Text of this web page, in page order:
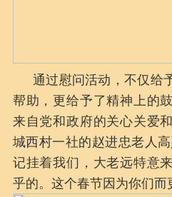
通过慰问活动，不仅给
帮助，更给予了精神上的
来自党和政府的关心关爱
城西村一社的赵进忠老人
记挂着我们，大老远特意
乎的。这个春节因为你们而